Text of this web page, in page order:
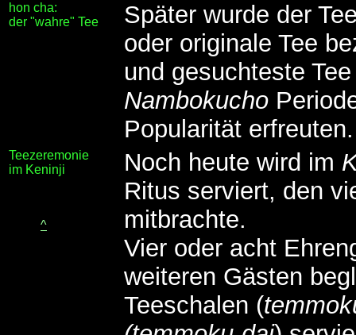
hon cha:
der "wahre" Tee
Später wurde der
oder originale Tee
und gesuchteste
Nambokucho
Popularität erfreuten.
Teezeremonie
im Keninji
^
Noch heute wird im
Ritus serviert, den
mitbrachte.
Vier oder acht
weiteren Gästen
Teeschalen (